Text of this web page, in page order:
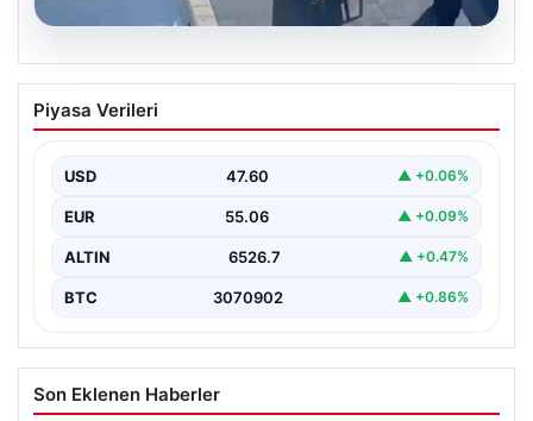
Yalova’da Şaşırtan Engelleme: Kafe
Önüne Park Etmek İsteyen Sürücüye
Yalova’da yaşanan sıra dışı bir olay, gündeme damgasını
Piyasa Verileri
USD 47.60 ▲ +0.06%
EUR 55.06 ▲ +0.09%
ALTIN 6526.7 ▲ +0.47%
BTC 3070902 ▲ +0.86%
Son Eklenen Haberler